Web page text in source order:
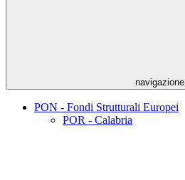
navigazione
PON - Fondi Strutturali Europei
POR - Calabria